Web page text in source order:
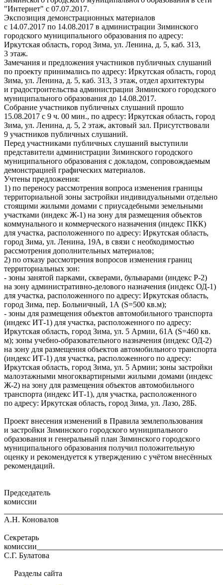
"Интернет" с 07.07.2017.
Экспозиция демонстрационных материалов
с 14.07.2017 по 14.08.2017 в администрации Зиминского
городского муниципального образования по адресу:
Иркутская область, город Зима, ул. Ленина, д. 5, каб. 313,
3 этаж.
Замечания и предложения участников публичных слушаний
по проекту принимались по адресу: Иркутская область, город
Зима, ул. Ленина, д. 5, каб. 313, 3 этаж, отдел архитектуры
и градостроительства администрации Зиминского городского
муниципального образования до 14.08.2017.
Собрание участников публичных слушаний прошло
15.08.2017 с 9 ч. 00 мин., по адресу: Иркутская область, город
Зима, ул. Ленина, д. 5, 2 этаж, актовый зал. Присутствовали
9 участников публичных слушаний.
Перед участниками публичных слушаний выступили
представители администрации Зиминского городского
муниципального образования с докладом, сопровождаемым
демонстрацией графических материалов.
Учтены предложения:
1) по переносу рассмотрения вопроса изменения границы
территориальной зоны застройки индивидуальными отдельно
стоящими жилыми домами с приусадебными земельными
участками (индекс Ж-1) на зону для размещения объектов
коммунального и коммерческого назначения (индекс ПКК)
для участка, расположенного по адресу: Иркутская область,
город Зима, ул. Ленина, 19А, в связи с необходимостью
рассмотрения дополнительных материалов;
2) по отказу рассмотрения вопросов изменения границ
территориальных зон:
- зоны занятой парками, скверами, бульварами (индекс Р-2)
на зону административно-делового назначения (индекс ОД-1)
для участка, расположенного по адресу: Иркутская область,
город Зима, пер. Больничный, 1А (S=500 кв.м);
- зоны для размещения объектов автомобильного транспорта
(индекс ИТ-1) для участка, расположенного по адресу:
Иркутская область, город Зима, ул. 5 Армии, 61А (S=460 кв.
м); зоны учебно-образовательного назначения (индекс ОД-2)
на зону для размещения объектов автомобильного транспорта
(индекс ИТ-1) для участка, расположенного по адресу:
Иркутская область, город Зима, ул. 5 Армии; зоны застройки
малоэтажными многоквартирными жилыми домами (индекс
Ж-2) на зону для размещения объектов автомобильного
транспорта (индекс ИТ-1), для участка, расположенного
по адресу: Иркутская область, город Зима, ул. Лазо, 28Б.
Проект внесения изменений в Правила землепользования
и застройки Зиминского городского муниципального
образования и генеральный план Зиминского городского
муниципального образования получил положительную
оценку и рекомендуется к утверждению с учётом внесённых
рекомендаций.
Председатель
комиссии
А.Н. Коновалов
Секретарь
С.Г. Булатова
Разделы сайта